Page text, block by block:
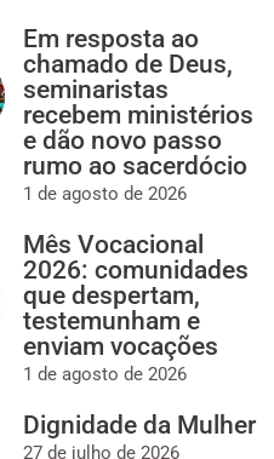
Em resposta ao
chamado de Deus,
seminaristas
recebem ministérios
e dão novo passo
rumo ao sacerdócio
1 de agosto de 2026
Mês Vocacional
2026: comunidades
que despertam,
testemunham e
enviam vocações
1 de agosto de 2026
Dignidade da Mulher
27 de julho de 2026